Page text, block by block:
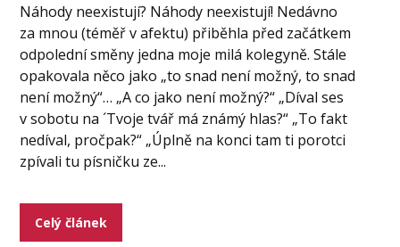
Náhody neexistují? Náhody neexistují! Nedávno
za mnou (téměř v afektu) přiběhla před začátkem
odpolední směny jedna moje milá kolegyně. Stále
opakovala něco jako „to snad není možný, to snad
není možný“… „A co jako není možný?“ „Díval ses
v sobotu na ´Tvoje tvář má známý hlas?“ „To fakt
nedíval, pročpak?“ „Úplně na konci tam ti porotci
zpívali tu písničku ze...
Celý článek